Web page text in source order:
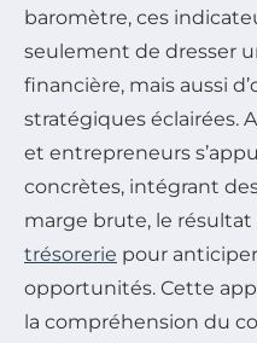
baromètre, ces
seulement de dresser
financière, mais aussi
stratégiques éclairées.
et entrepreneurs
concrètes, intégrant
marge brute, le
trésorerie pour
opportunités. Cette
la compréhension du